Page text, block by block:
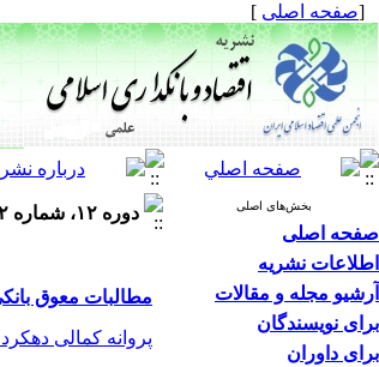
[صفحه اصلی ]
بخش‌های اصلی
صفحه اصلی
اطلاعات نشریه
آرشیو مجله و مقالات
برای نویسندگان
برای داوران
دوره ۱۲، شماره ۴۲ - ( ۳-۱۴۰۲ )
مطالبات معوق بانکی ، مدیریت
پروانه کمالی